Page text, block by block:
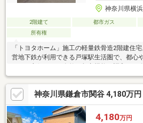
神奈川県横
2階建て 都市ガス
所有権
「トヨタホーム」施工の軽量鉄骨造2階建住
営地下鉄が利用できる戸塚駅生活圏で、都心
し、周辺は閑静な住宅街。追焚機能付き浴室
らしを支える設備も充実しています。陽当た
を備えたゆとりある間取りも魅力。安心のト
夫な躯体を活かしてお好みのリフォームもお
す。徒歩約2分に月極駐車場あり（空き状況要
神奈川県鎌倉市関谷 4,180万
4,180万円